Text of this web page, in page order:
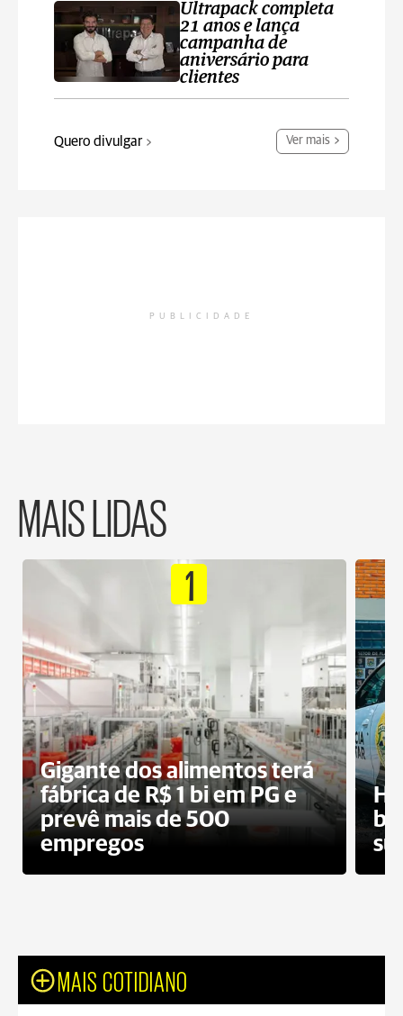
Ultrapack completa
21 anos e lança
campanha de
aniversário para
clientes
Quero divulgar Ver mais
PUBLICIDADE
MAIS LIDAS
1
Gigante dos alimentos terá
fábrica de R$ 1 bi em PG e
prevê mais de 500
empregos
MAIS COTIDIANO